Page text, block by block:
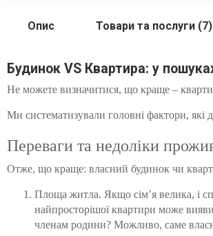
Опис Товари та послуги (7)
Будинок VS Квартира: у
Не можете визначитися, що краще –
Ми систематизували головні фактори, які
Переваги та недоліки
Отже, що краще: власний будинок чи
Площа житла. Якщо сім’я велика, і
найпросторішої квартири може
членам родини? Можливо, саме